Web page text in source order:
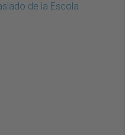
de la Escola